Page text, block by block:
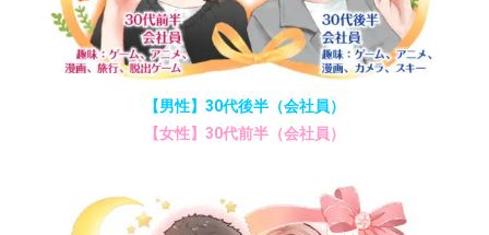
【男性】30代後半（会社員）
【女性】30代前半（会社員）